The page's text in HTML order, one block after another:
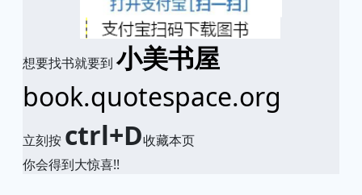
想要找书就要到 小美书屋
book.quotespace.org
立刻按 ctrl+D收藏本页
你会得到大惊喜!!